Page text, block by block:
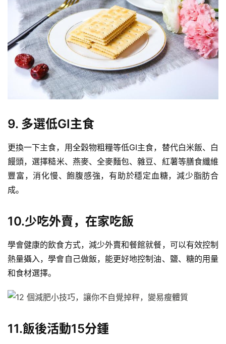
9. 多選低GI主食
更換一下主食，用全穀物粗糧等低GI主食，替代白米飯、 白
饅頭，選擇糙米、燕麥、 全麥麵包、雜豆、紅薯等膳食纖維
豐富，消化慢、飽腹感強，有助於穩定血糖，減少脂肪合
成。
10.少吃外賣，在家吃飯
學會健康的飲食方式，減少外賣和餐館就餐，可以有效控制
熱量攝入，學會自己做飯，能更好地控制油、鹽、糖的用量
和食材選擇。
11.飯後活動15分鍾